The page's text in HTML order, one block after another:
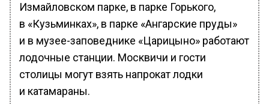
Измайловском парке, в парке Горького,
в «Кузьминках», в парке «Ангарские пруды»
и в музее-заповеднике «Царицыно» работают
лодочные станции. Москвичи и гости
столицы могут взять напрокат лодки
и катамараны.